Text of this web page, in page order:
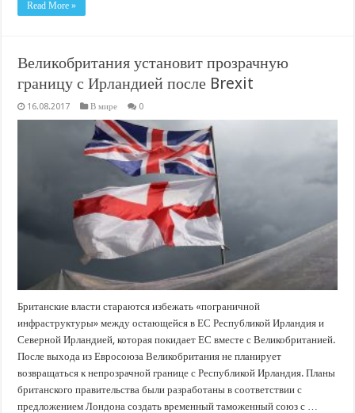
Read More »
Великобритания установит прозрачную
границу с Ирландией после Brexit
16.08.2017 В мире 0
Британские власти стараются избежать «пограничной
инфраструктуры» между остающейся в ЕС Республикой Ирландия и
Северной Ирландией, которая покидает ЕС вместе с Великобританией.
После выхода из Евросоюза Великобритания не планирует
возвращаться к непрозрачной границе с Республикой Ирландия. Планы
британского правительства были разработаны в соответствии с
предложением Лондона создать временный таможенный союз с …